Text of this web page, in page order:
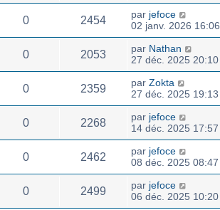
0 2454 par jefoce
02 janv. 2026 16:06
0 2053 par Nathan
27 déc. 2025 20:10
0 2359 par Zokta
27 déc. 2025 19:13
0 2268 par jefoce
14 déc. 2025 17:57
0 2462 par jefoce
08 déc. 2025 08:47
0 2499 par jefoce
06 déc. 2025 10:20